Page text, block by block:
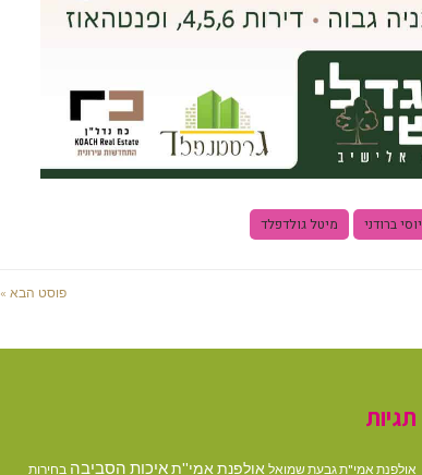
יוסי ברודני מיטל גולדפלד
פוסט הבא »
תגיות
אולפנת אמי"ת גבעת שמואל אולפנת אמי''תאיכות הסביבה בחירות